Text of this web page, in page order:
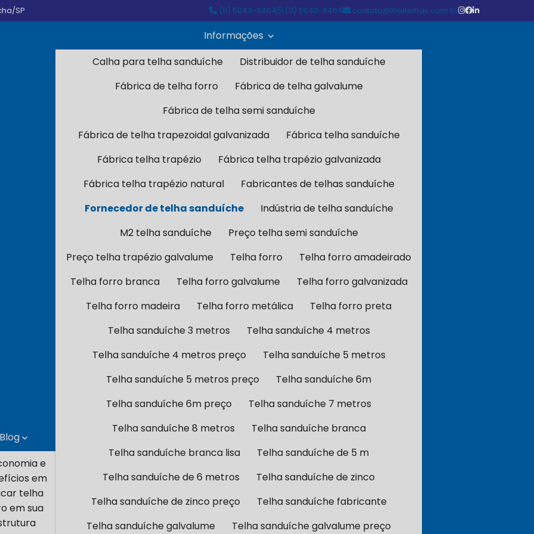
SP (11) 5043-9464 (11) 5043-9464 contato@lbeltelhas.com.br
Blog
e
em
telha
em sua
Informações
Calha para telha sanduíche
Distribuidor de telha sanduíche
Fábrica de telha forro
Fábrica de telha galvalume
Fábrica de telha semi sanduíche
Fábrica de telha trapezoidal galvanizada
Fábrica telha sanduíche
Fábrica telha trapézio
Fábrica telha trapézio galvanizada
Fábrica telha trapézio natural
Fabricantes de telhas sanduíche
Fornecedor de telha sanduíche
Indústria de telha sanduíche
M2 telha sanduíche
Preço telha semi sanduíche
Preço telha trapézio galvalume
Telha forro
Telha forro amadeirado
Telha forro branca
Telha forro galvalume
Telha forro galvanizada
Telha forro madeira
Telha forro metálica
Telha forro preta
Telha sanduíche 3 metros
Telha sanduíche 4 metros
Telha sanduíche 4 metros preço
Telha sanduíche 5 metros
Telha sanduíche 5 metros preço
Telha sanduíche 6m
Telha sanduíche 6m preço
Telha sanduíche 7 metros
Telha sanduíche 8 metros
Telha sanduíche branca
Telha sanduíche branca lisa
Telha sanduíche de 5 m
Telha sanduíche de 6 metros
Telha sanduíche de zinco
Telha sanduíche de zinco preço
Telha sanduíche fabricante
Telha sanduíche galvalume
Telha sanduíche galvalume preço